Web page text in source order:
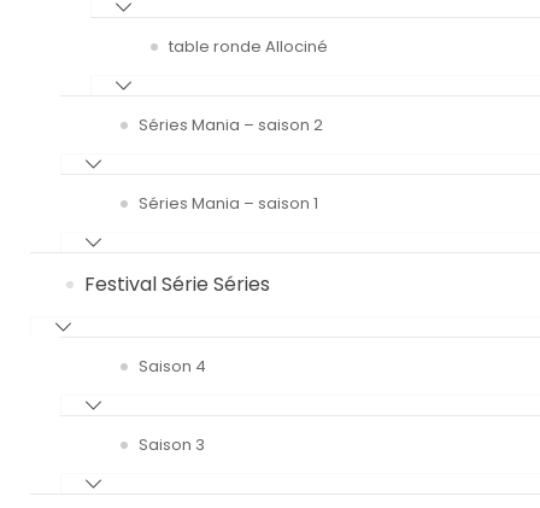
table ronde Allociné
Séries Mania – saison 2
Séries Mania – saison 1
Festival Série Séries
Saison 4
Saison 3